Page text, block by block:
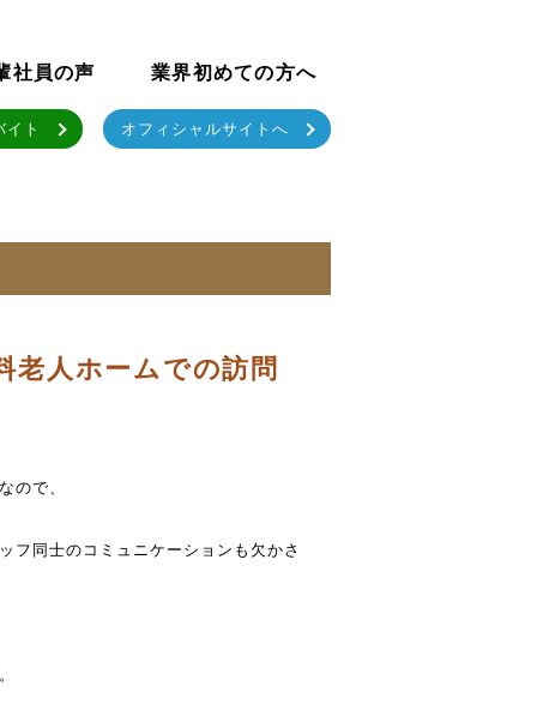
社員の声 業界初めての方へ
イト オフィシャルサイトへ
老人ホームでの訪問
ので、
フ同士のコミュニケーションも欠かさ